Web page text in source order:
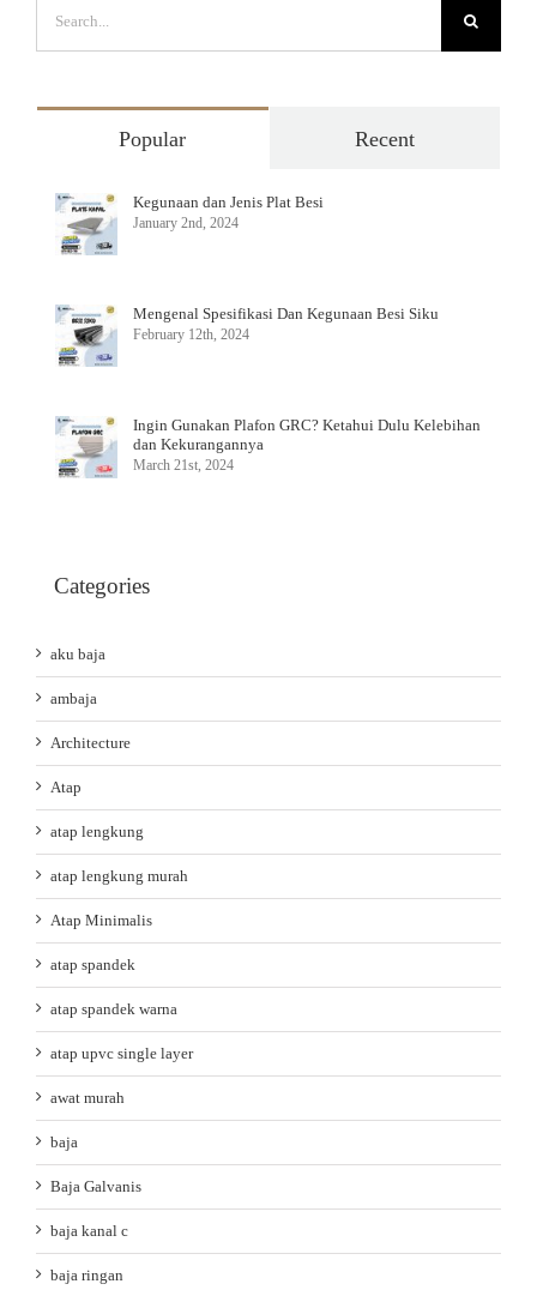
for:
Popular Recent
Kegunaan dan Jenis Plat Besi
January 2nd, 2024
Mengenal Spesifikasi Dan Kegunaan Besi Siku
February 12th, 2024
Ingin Gunakan Plafon GRC? Ketahui Dulu Kelebihan
dan Kekurangannya
March 21st, 2024
Categories
aku baja
ambaja
Architecture
Atap
atap lengkung
atap lengkung murah
Atap Minimalis
atap spandek
atap spandek warna
atap upvc single layer
awat murah
baja
Baja Galvanis
baja kanal c
baja ringan